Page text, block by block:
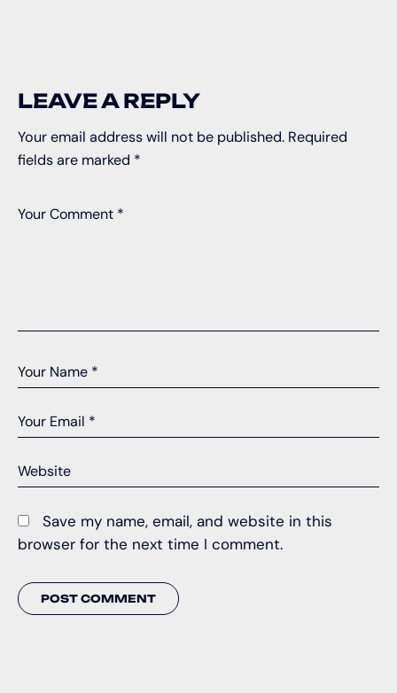
LEAVE A REPLY
Your email address will not be published. Required
fields are marked *
Save my name, email, and website in this
browser for the next time I comment.